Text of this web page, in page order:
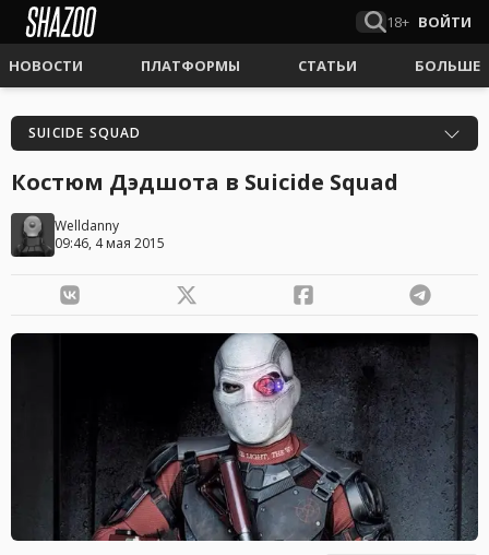
18+ ВОЙТИ
НОВОСТИ ПЛАТФОРМЫ СТАТЬИ БОЛЬШЕ
SUICIDE SQUAD
Костюм Дэдшота в Suicide Squad
Welldanny
09:46, 4 мая 2015